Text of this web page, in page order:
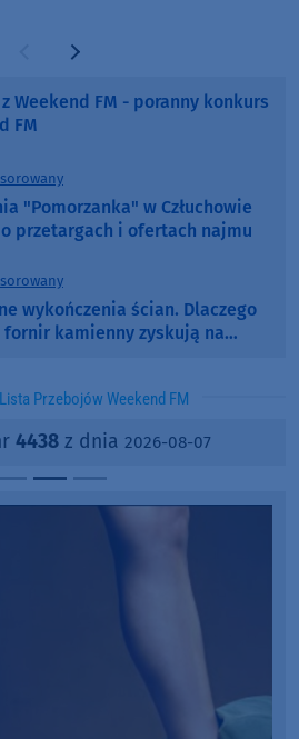
Poprzednia strona
Następna strona
Weekend FM - poranny konkurs
FM
"Pomorzanka" w Człuchowie
przetargach i ofertach najmu
wykończenia ścian. Dlaczego
i fornir kamienny zyskują na
Lista Przebojów Weekend FM
4438z dnia 2026-08-07